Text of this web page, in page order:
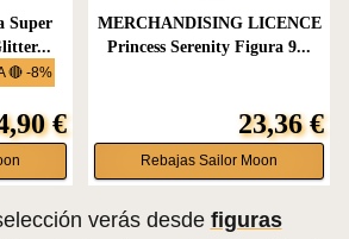
🔴 -8%
Super
€
MERCHANDISING LICENCE
Princess Serenity Figura 9...
23,36 €
Rebajas Sailor Moon
verás desde figuras